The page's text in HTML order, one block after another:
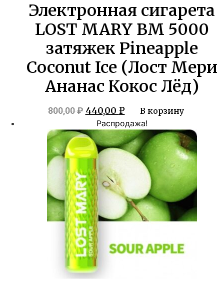
Электронная сигарета
LOST MARY BM 5000
затяжек Pineapple
Coconut Ice (Лост Мери
Ананас Кокос Лёд)
800,00₽ Первоначальная
цена
составляла
800,00 ₽.
440,00 ₽Текущая
цена:
440,00 ₽.
В корзину
Распродажа!